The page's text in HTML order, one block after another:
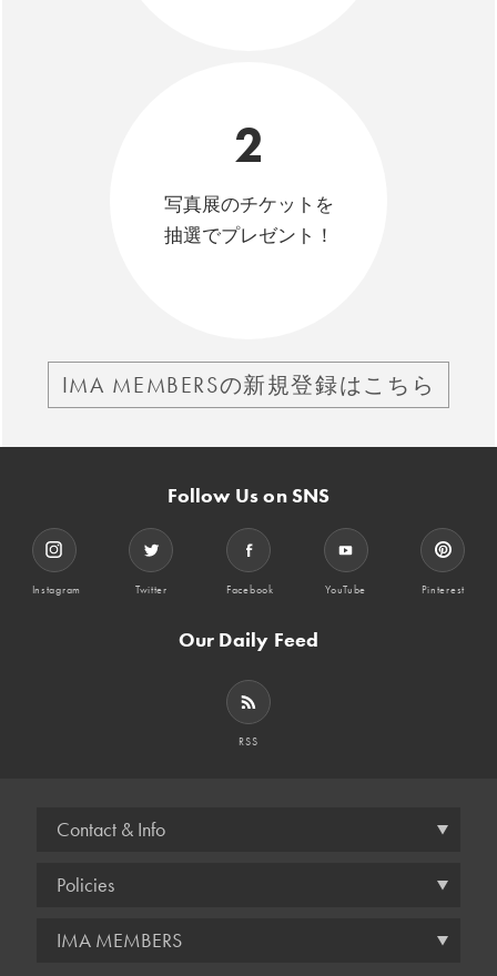
2
写真展のチケットを
抽選でプレゼント！
IMA MEMBERSの新規登録はこちら
Follow Us on SNS
Instagram Twitter Facebook YouTube Pinterest
Our Daily Feed
RSS
Contact & Info
Policies
IMA MEMBERS